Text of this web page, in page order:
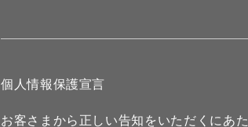
個人情報保護宣言
お客さまから正しい告知をいただくにあた